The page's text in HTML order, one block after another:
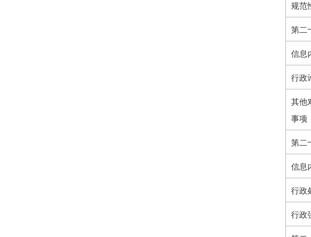
规范
第二
信息
行政
其他
事项
第二
信息
行政
行政